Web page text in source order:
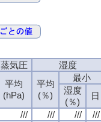
蒸気圧
湿度
平均
(hPa)
平均
(％)
最小
湿度
(％)
日
/// /// ///
///